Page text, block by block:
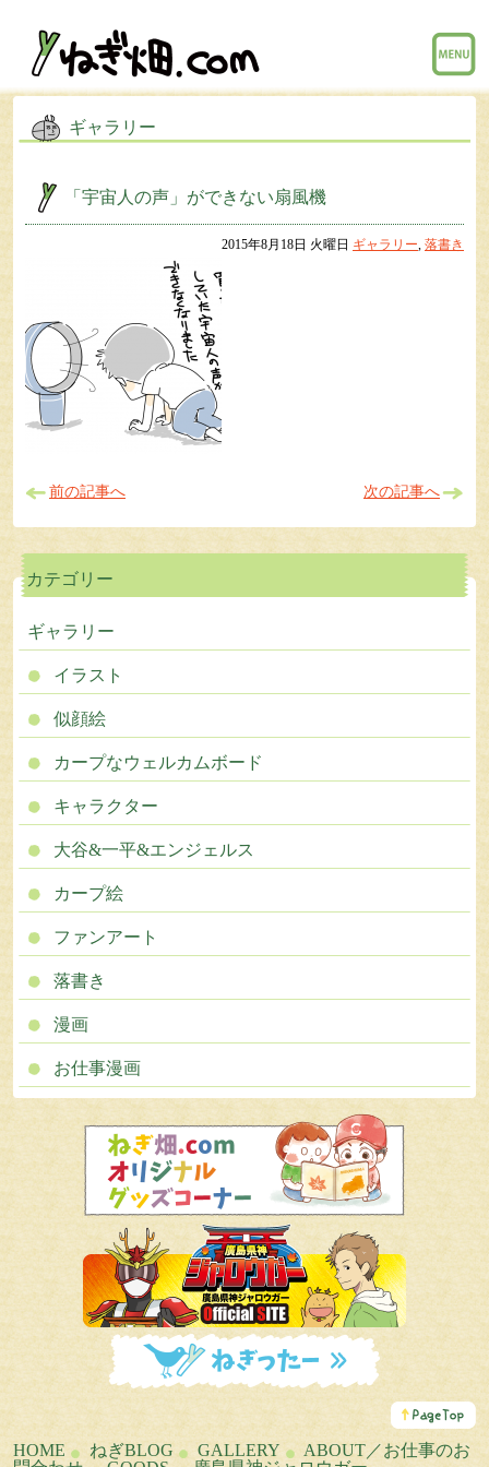
menu
ギャラリー
「宇宙人の声」ができない扇風機
2015年8月18日 火曜日 ギャラリー, 落書き
前の記事へ 次の記事へ
カテゴリー
ギャラリー
イラスト
似顔絵
カープなウェルカムボード
キャラクター
大谷&一平&エンジェルス
カープ絵
ファンアート
落書き
漫画
お仕事漫画
こ
の
ペ
ー
HOME ねぎBLOG GALLERY
ABOUT／お仕事のお